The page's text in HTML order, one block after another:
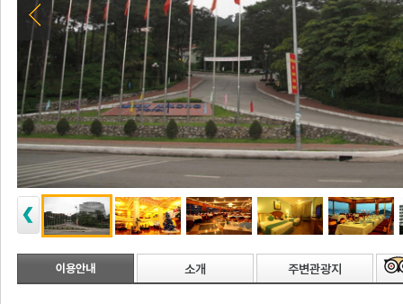
이용안내 소개 주변관광지